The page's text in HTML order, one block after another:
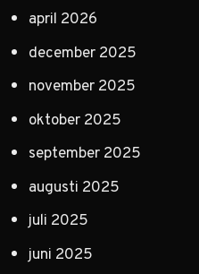
april 2026
december 2025
november 2025
oktober 2025
september 2025
augusti 2025
juli 2025
juni 2025